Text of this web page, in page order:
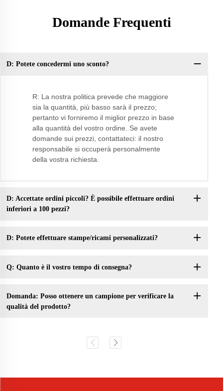
Domande Frequenti
D: Potete concedermi uno sconto?
R: La nostra politica prevede che maggiore
sia la quantità, più basso sarà il prezzo;
pertanto vi forniremo il miglior prezzo in base
alla quantità del vostro ordine. Se avete
domande sui prezzi, contattateci: il nostro
responsabile si occuperà personalmente
della vostra richiesta.
D: Accettate ordini piccoli? È possibile effettuare ordini
inferiori a 100 pezzi?
D: Potete effettuare stampe/ricami personalizzati?
Q: Quanto è il vostro tempo di consegna?
Domanda: Posso ottenere un campione per verificare la
qualità del prodotto?